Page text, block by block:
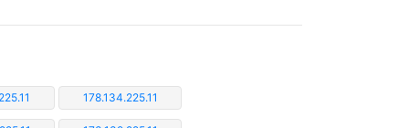
178.134.225.11